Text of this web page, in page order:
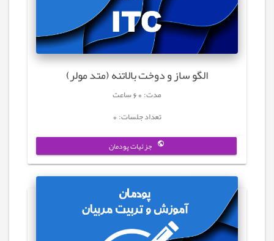
الگو ساز و دوخت بالاتنه (متد مولر)
مدت: 60 ساعت
تعداد جلسات: 0
جزئیات پودمان